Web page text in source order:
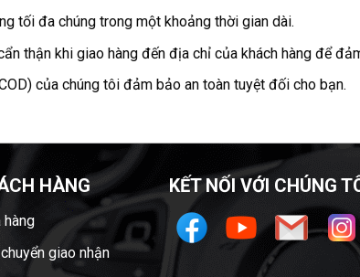
tối đa chúng trong một khoảng thời gian dài.
thận khi giao hàng đến địa chỉ của khách hàng để
của chúng tôi đảm bảo an toàn tuyệt đối cho bạn.
HÀNG
hàng
giao nhận
KẾT NỐI VỚI CHÚNG